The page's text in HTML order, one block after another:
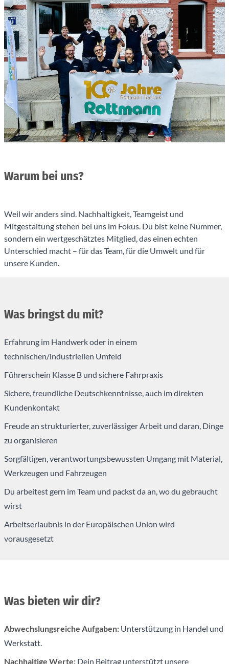
Warum bei uns?
Weil wir anders sind. Nachhaltigkeit, Teamgeist und
Mitgestaltung stehen bei uns im Fokus. Du bist keine Nummer,
sondern ein wertgeschätztes Mitglied, das einen echten
Unterschied macht – für das Team, für die Umwelt und für
unsere Kunden.
Was bringst du mit?
Erfahrung im Handwerk oder in einem
technischen/industriellen Umfeld
Führerschein Klasse B und sichere Fahrpraxis
Sichere, freundliche Deutschkenntnisse, auch im direkten
Kundenkontakt
Freude an strukturierter, zuverlässiger Arbeit und daran, Dinge
zu organisieren
Sorgfältigen, verantwortungsbewussten Umgang mit Material,
Werkzeugen und Fahrzeugen
Du arbeitest gern im Team und packst da an, wo du gebraucht
wirst
Arbeitserlaubnis in der Europäischen Union wird
vorausgesetzt
Was bieten wir dir?
Abwechslungsreiche Aufgaben: Unterstützung in Handel und
Werkstatt.
Nachhaltige Werte: Dein Beitrag unterstützt unsere